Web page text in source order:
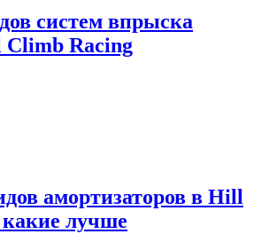
систем впрыска
Racing
амортизаторов в Hill
лучше